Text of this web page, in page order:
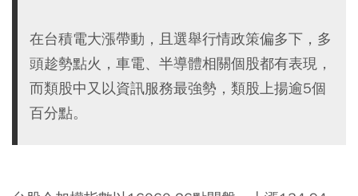
在台積電大漲帶動，且選舉行情政策偏多下，多
頭趁勢點火，車電、半導體相關個股都有表現，
而類股中又以資訊服務最強勢，類股上揚逾5個
百分點。